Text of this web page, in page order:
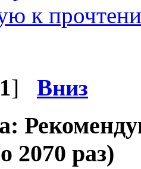
к
1] Вниз
2070 раз)